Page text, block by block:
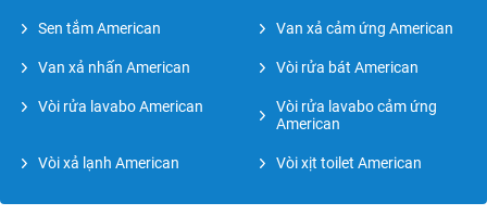
Sen tắm American Van xả cảm ứng American
Van xả nhấn American Vòi rửa bát American
Vòi rửa lavabo American
Vòi rửa lavabo cảm ứng
American
Vòi xả lạnh American Vòi xịt toilet American